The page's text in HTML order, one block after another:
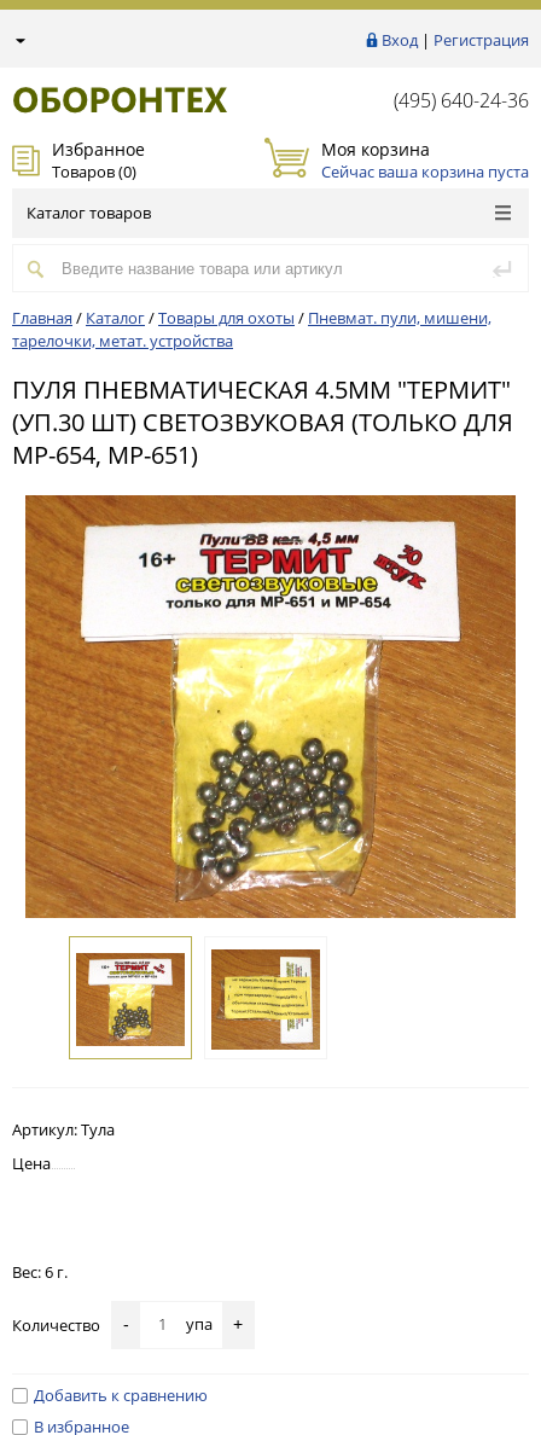
Вход| Регистрация
(495) 640-24-36
Избранное
Товаров (0)
Моя корзина
Сейчас ваша корзина пуста
Каталог товаров
Главная / Каталог/Товары для охоты / Пневмат. пули, мишени,
тарелочки, метат. устройства
ПУЛЯ ПНЕВМАТИЧЕСКАЯ 4.5ММ "ТЕРМИТ"
(УП.30 ШТ) СВЕТОЗВУКОВАЯ (ТОЛЬКО ДЛЯ
МР-654, МР-651)
Артикул:Тула
Цена
Вес: 6 г.
Количество - упа +
Добавить к сравнению
В избранное